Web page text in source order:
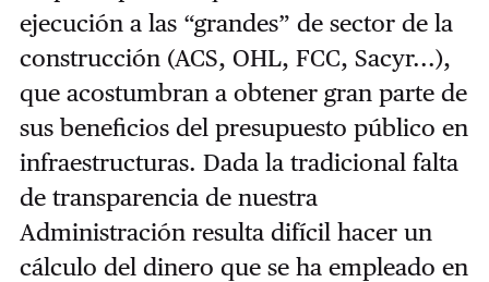
ejecución a las “grandes” de sector de la
construcción (ACS, OHL, FCC, Sacyr...),
que acostumbran a obtener gran parte de
sus beneficios del presupuesto público en
infraestructuras. Dada la tradicional falta
de transparencia de nuestra
Administración resulta difícil hacer un
cálculo del dinero que se ha empleado en